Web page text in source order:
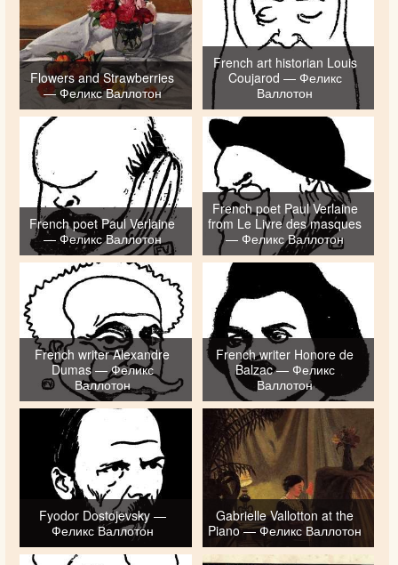
Flowers and Strawberries
— Феликс Валлотон
French art historian Louis
Coujarod — Феликс
Валлотон
French poet Paul Verlaine
— Феликс Валлотон
French poet Paul Verlaine
from Le Livre des masques
— Феликс Валлотон
French writer Alexandre
Dumas — Феликс
Валлотон
French writer Honore de
Balzac — Феликс
Валлотон
Fyodor Dostojevsky —
Феликс Валлотон
Gabrielle Vallotton at the
Piano — Феликс Валлотон